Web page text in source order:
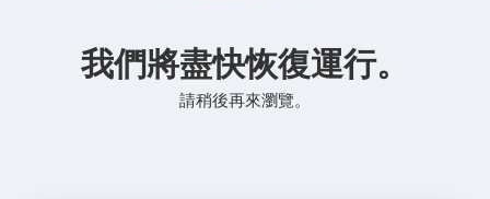
我們將盡快恢復運行。
請稍後再來瀏覽。